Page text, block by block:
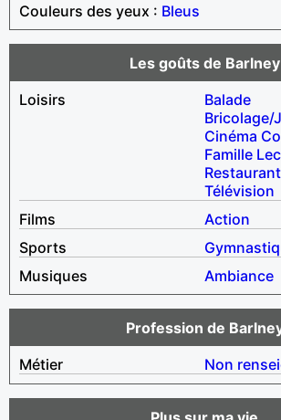
Couleurs des yeux : Bleus
Les goûts de Barlney
Loisirs
Balade
Bricolage/
Cinéma
Famille
Télévision
Films
Action
Sports
Musiques
Ambiance
Profession de
Métier
Non